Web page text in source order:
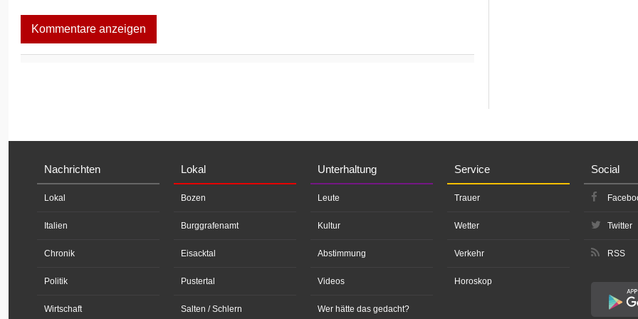
Kommentare anzeigen
Nachrichten
Lokal
Italien
Chronik
Politik
Wirtschaft
Lokal
Bozen
Burggrafenamt
Eisacktal
Pustertal
Salten / Schlern
Unterhaltung
Leute
Kultur
Abstimmung
Videos
Wer hätte das gedacht?
Service
Trauer
Wetter
Verkehr
Horoskop
Social
Twitter
RSS